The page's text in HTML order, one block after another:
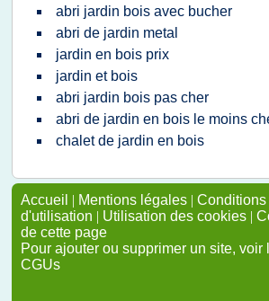
abri jardin bois avec bucher
abri de jardin metal
jardin en bois prix
jardin et bois
abri jardin bois pas cher
abri de jardin en bois le moins
chalet de jardin en bois
Accueil | Mentions légales |
d'utilisation | Utilisation des cookies |
de cette page
Pour ajouter ou supprimer un site, voir
CGUs